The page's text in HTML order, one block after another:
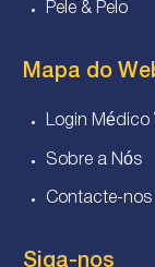
Pele & Pelo
Mapa do
Login Médico
Sobre a Nós
Contacte-nos
Siga-nos